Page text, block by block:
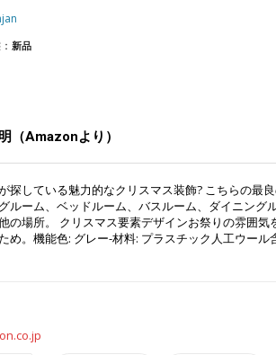
新品
（Amazonより）
探している魅力的なクリスマス装飾? こちらの最
ルーム、ベッドルーム、バスルーム、ダイニング
の場所。 クリスマス要素デザインお祭りの雰囲気
め。機能色: グレー-材料: プラスチック人工ウール